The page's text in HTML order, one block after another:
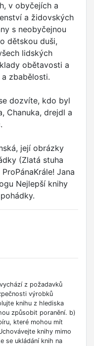
v obyčejích a
a židovských
s neobyčejnou
dětskou duši,
lidských
obětavosti a
zbabělosti.
dozvíte, kdo byl
Chanuka, drejdl a
její obrázky
(Zlatá stuha
Jana
Nejlepší knihy
z požadavků
výrobků
knihu z hlediska
způsobit poranění. b)
které mohou mít
knihy mimo
se ukládání knih na